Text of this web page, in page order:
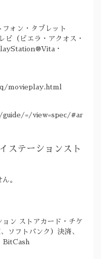
ォン・タブレット
ビ（ビエラ・アクオス・
・
movieplay.html
=/view=spec/#ar
ステーションスト
。
ン ストアカード・チケ
ソフトバンク）決済、
BitCash